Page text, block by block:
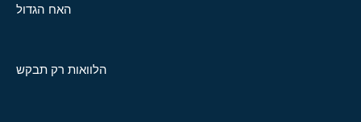
האח הגדול
הלוואות רק תבקש